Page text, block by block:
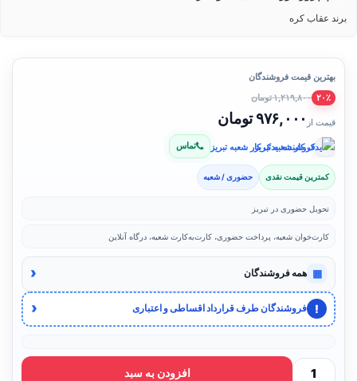
برند عقاب کره
بهترین قیمت فروشندگان
۲۰٪ ۱,۲۱۹,۸۰۰ تومان
قیمت از ۹۷۶,۰۰۰ تومان
فروشنده: یدک کار شعبه تبریز تماس
کمترین قیمت نقدی حضوری / شعبه
تحویل حضوری در تبریز
کارت‌خوان شعبه، پرداخت حضوری، کارت‌به‌کارت شعبه، درگاه آنلاین
▦ همه فروشندگان ‹
! فروشندگان طرف قرارداد اقساطی و اعتباری ‹
افزودن به سبد